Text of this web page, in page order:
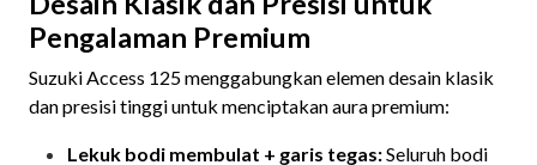
Pengalaman Premium
Suzuki Access 125 menggabungkan elemen desain klasik
dan presisi tinggi untuk menciptakan aura premium:
Lekuk bodi membulat + garis tegas:Seluruh bodi